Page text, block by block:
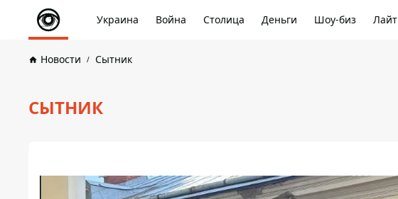
Украина Война Столица Деньги Шоу-биз Лайт
Новости Сытник
СЫТНИК